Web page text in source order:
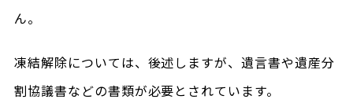
ん。
凍結解除については、後述しますが、遺言書や遺産分
割協議書などの書類が必要とされています。